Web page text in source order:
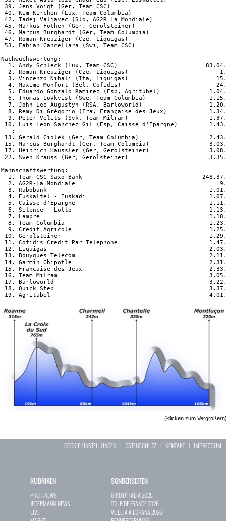
39. Jens Voigt (Ger, Team CSC)
40. Kim Kirchen (Lux, Team Columbia)
42. Tadej Valjavec (Slo, AG2R La Mondiale)
45. Markus Fothen (Ger, Gerolsteiner)
46. Marcus Burghardt (Ger, Team Columbia)
47. Roman Kreuziger (Cze, Liquigas)
53. Fabian Cancellara (Swi, Team CSC)
Nachwuchswertung:
1. Andy Schleck (Lux, Team CSC)
2. Roman Kreuziger (Cze, Liquigas)
3. Vincenzo Nibali (Ita, Liquigas)
4. Maxime Monfort (Bel, Cofidis)
5. Eduardo Gonzalo Ramirez (Esp, Agritubel)
6. Thomas Lövkvist (Swe, Team Columbia)
7. John-Lee Augustyn (RSA, Barloworld)
8. Rémy Di Grégorio (Fra, Française des Jeux)
9. Peter Velits (Svk, Team Milram)
10. Luis Leon Sanchez Gil (Esp, Caisse d'Epargne)
   :
13. Gerald Ciolek (Ger, Team Columbia)
15. Marcus Burghardt (Ger, Team Columbia)
17. Heinrich Haussler (Ger, Gerolsteiner)
22. Sven Krauss (Ger, Gerolsteiner)
Mannschaftswertung:
1. Team CSC Saxo Bank
2. AG2R-La Mondiale
3. Rabobank
4. Euskaltel - Euskadi
5. Caisse d'Epargne
6. Silence - Lotto
7. Lampre
8. Team Columbia
9. Credit Agricole
10. Gerolsteiner
11. Cofidis Credit Par Telephone
12. Liquigas
13. Bouygues Telecom
14. Garmin Chipotle
15. Francaise des Jeux
16. Team Milram
17. Barloworld
18. Quick Step
(klicken zum
COOKIE EINSTELLUNGEN | DATENSCHUTZ | KONTAKT| IMPRESSUM
RUBRIKEN
PROFI-NEWS
JEDERMANN-NEWS
LIVE
SONDERSEITEN
GIRO D`ITALIA 2026
TOUR DE FRANCE 2026
VUELTA A ESPAÑA 2026